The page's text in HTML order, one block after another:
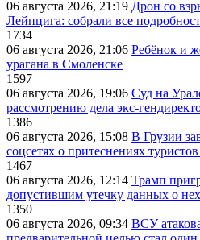
06 августа 2026, 21:19 Дрон со
Лейпцига: собрали все
1734
06 августа 2026, 21:06 Ребёнок и
урагана в Смоленске
1597
06 августа 2026, 19:06 Суд на
рассмотрению дела экс-
1386
06 августа 2026, 15:08 В Грузии
соцсетях о притеснениях
1467
06 августа 2026, 12:14 Трамп
допустившим утечку данных о
1350
06 августа 2026, 09:34 ВСУ